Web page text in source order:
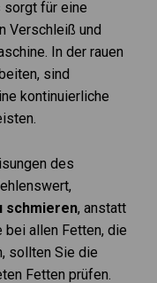
sorgt für eine
Verschleiß und
In der rauen
sind
kontinuierliche
des
schmieren, anstatt
bei allen Fetten, die
sollten Sie die
Fetten prüfen.